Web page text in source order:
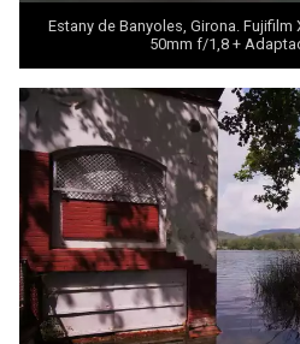
Estany de Banyoles, Girona. Fujifilm
50mm f/1,8 +